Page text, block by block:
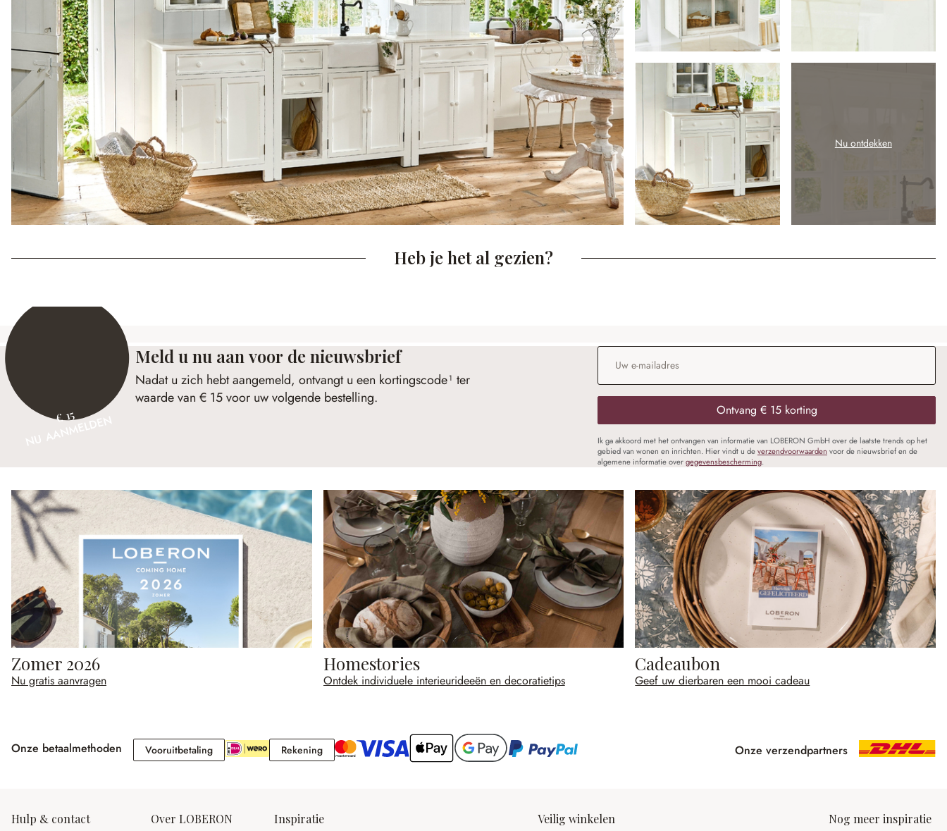
Nu ontdekken
Heb je het al gezien?
€ 15
NU AANMELDEN
Meld u nu aan voor de nieuwsbrief
Nadat u zich hebt aangemeld, ontvangt u een kortingscode¹ ter
waarde van € 15 voor uw volgende bestelling.
E-mailadres
Ontvang € 15 korting
Ik ga akkoord met het ontvangen van informatie van LOBERON GmbH over de laatste trends op het
gebied van wonen en inrichten. Hier vindt u deverzendvoorwaarden voor de nieuwsbrief en de
algemene informatie overgegevensbescherming.
Zomer 2026
Nu gratis aanvragen
Homestories
Ontdek individuele interieurideeën en decoratietips
Cadeaubon
Geef uw dierbaren een mooi cadeau
Onze betaalmethoden VooruitbetalingVooruitbetaling RekeningRekening Onze verzendpartners
Hulp & contact Over LOBERON Inspiratie Veilig winkelen Nog meer inspiratie